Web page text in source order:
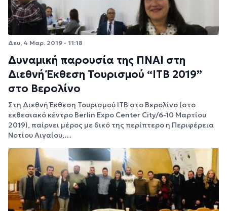
Δευ, 4 Μαρ. 2019 - 11:18
Δυναμική παρουσία της ΠΝΑΙ στη
Διεθνή Έκθεση Τουρισμού “ITB 2019”
στο Βερολίνο
Στη Διεθνή Έκθεση Τουρισμού ΙΤΒ στο Βερολίνο (στο
εκθεσιακό κέντρο Berlin Expo Center City/6-10 Μαρτίου
2019), παίρνει μέρος με δικό της περίπτερο η Περιφέρεια
Νοτίου Αιγαίου,…